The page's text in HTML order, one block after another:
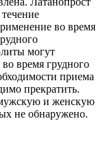
во время
могут
время грудного
приема
прекратить.
и женскую
не обнаружено.